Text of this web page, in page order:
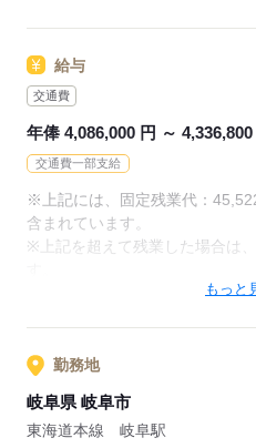
が充実
●働きやすさを叶える制度
1時間単位での有休取得可能
LGBTQの結婚・育児・就労支援
●ウェルビーイングな取り組み
スタッフのコンディションを確
ど、心身の健康を保つ取り組み
応募
給与
交通費
年俸 4,086,000 円 ～ 4,336,800
交通費一部支給
※上記には、固定残業代：
含まれています。
※上記を超えて残業した場合は
もっと
勤務地
岐阜県 岐阜市
東海道本線 岐阜駅